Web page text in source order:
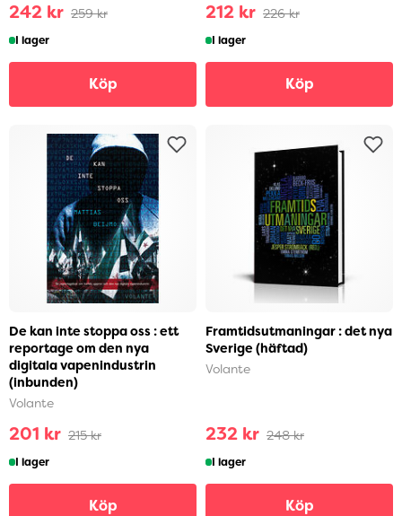
242 kr 259 kr
I lager
Köp
212 kr 226 kr
I lager
Köp
De kan inte stoppa oss : ett
reportage om den nya
digitala vapenindustrin
(inbunden)
Volante
201 kr 215 kr
I lager
Köp
Framtidsutmaningar : det nya
Sverige (häftad)
Volante
232 kr 248 kr
I lager
Köp